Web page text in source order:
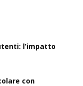
l’impatto
con